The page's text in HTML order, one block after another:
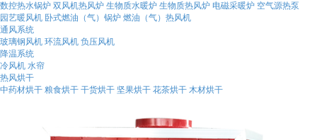
数控热水锅炉 双风机热风炉 生物质水暖炉 生物质热风炉 电磁采暖炉 空气源热泵
园艺暖风机 卧式燃油（气）锅炉 燃油（气）热风机
通风系统
玻璃钢风机 环流风机 负压风机
降温系统
冷风机 水帘
热风烘干
中药材烘干 粮食烘干 干货烘干 坚果烘干 花茶烘干 木材烘干